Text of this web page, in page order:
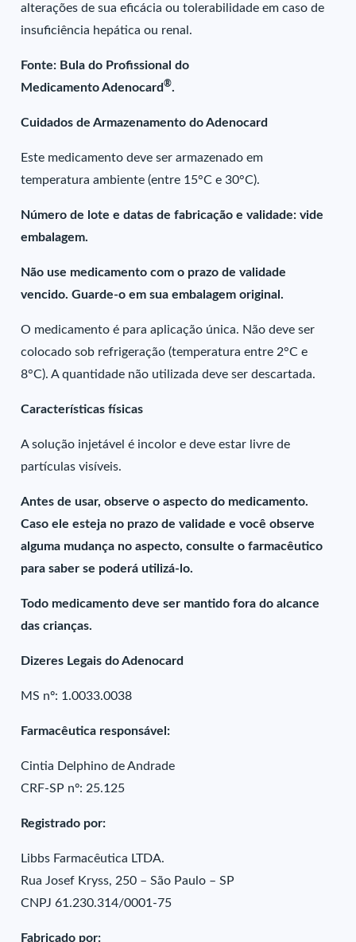
alterações de sua eficácia ou tolerabilidade em caso de
insuficiência hepática ou renal.
Fonte: Bula do Profissional do
Medicamento Adenocard®.
Cuidados de Armazenamento do Adenocard
Este medicamento deve ser armazenado em
temperatura ambiente (entre 15°C e 30°C).
Número de lote e datas de fabricação e validade: vide
embalagem.
Não use medicamento com o prazo de validade
vencido. Guarde-o em sua embalagem original.
O medicamento é para aplicação única. Não deve ser
colocado sob refrigeração (temperatura entre 2°C e
8°C). A quantidade não utilizada deve ser descartada.
Características físicas
A solução injetável é incolor e deve estar livre de
partículas visíveis.
Antes de usar, observe o aspecto do medicamento.
Caso ele esteja no prazo de validade e você observe
alguma mudança no aspecto, consulte o farmacêutico
para saber se poderá utilizá-lo.
Todo medicamento deve ser mantido fora do alcance
das crianças.
Dizeres Legais do Adenocard
MS nº: 1.0033.0038
Farmacêutica responsável:
Cintia Delphino de Andrade
CRF-SP nº: 25.125
Registrado por:
Libbs Farmacêutica LTDA.
Rua Josef Kryss, 250 – São Paulo – SP
CNPJ 61.230.314/0001-75
Fabricado por: